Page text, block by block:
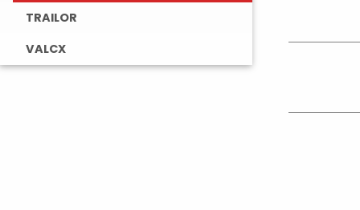
TRAILOR
VALCX